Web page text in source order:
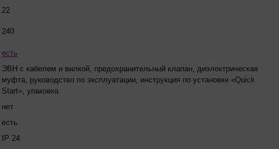
22
240
есть
ЭВН с кабелем и вилкой, предохранительный клапан, диэлектрическая
муфта, руководство по эксплуатации, инструкция по установке «Quick
Start», упаковка
нет
есть
IP 24